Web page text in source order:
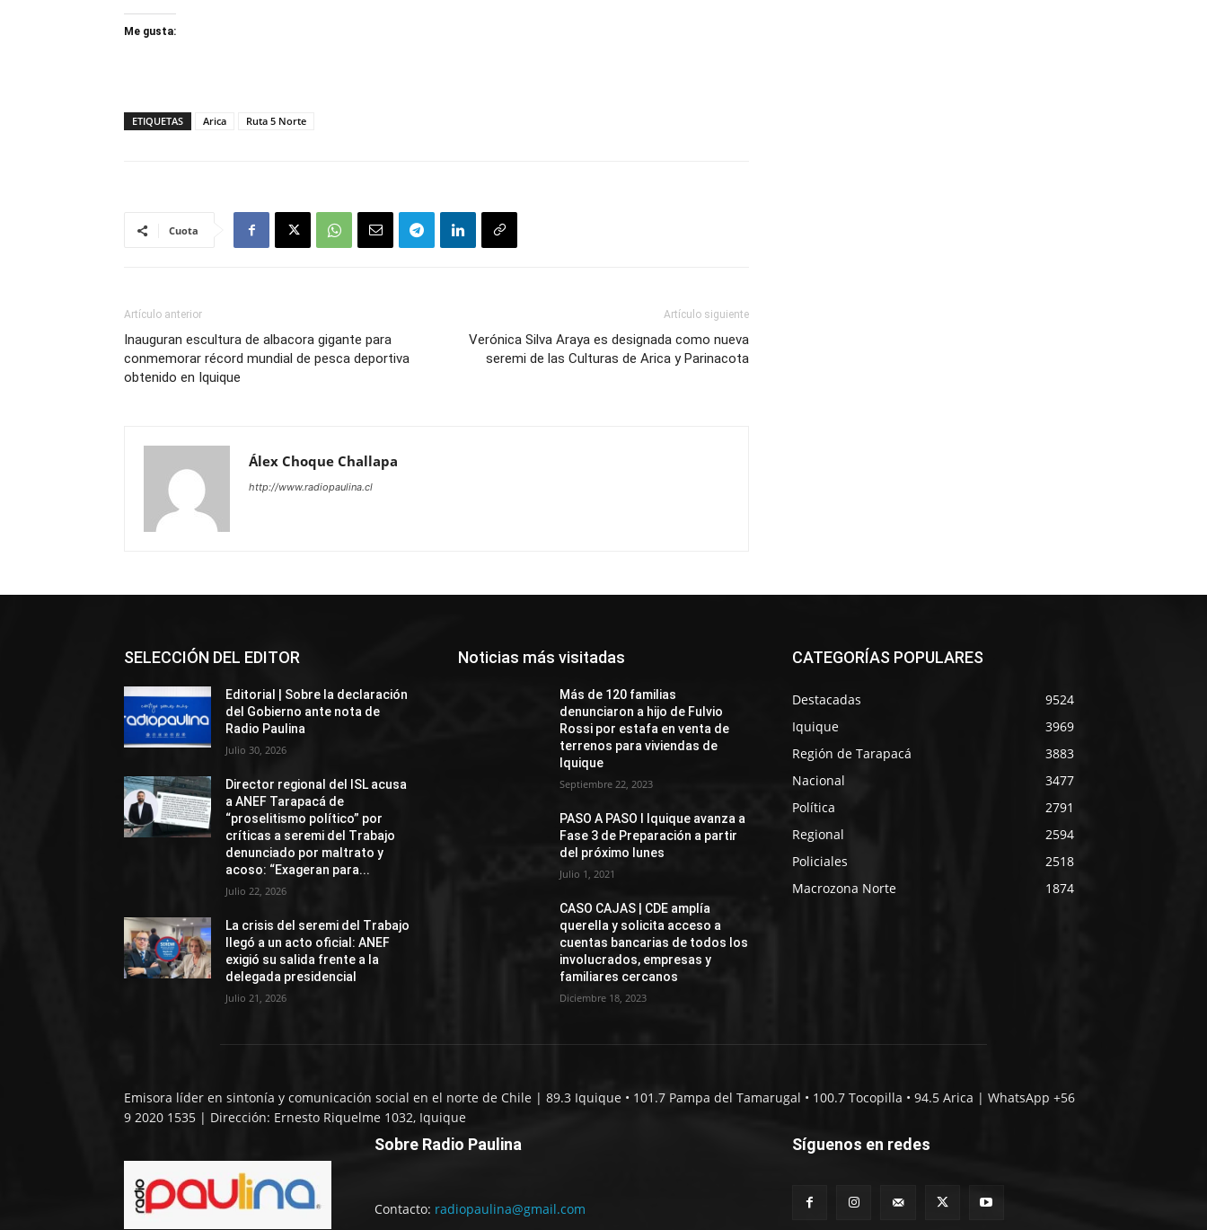
Me gusta:
ETIQUETAS Arica Ruta 5 Norte
Cuota
Artículo anterior
Inauguran escultura de albacora gigante para
conmemorar récord mundial de pesca deportiva
obtenido en Iquique
Artículo siguiente
Verónica Silva Araya es designada como nueva
seremi de las Culturas de Arica y Parinacota
Álex Choque Challapa
http://www.radiopaulina.cl
SELECCIÓN DEL EDITOR
Editorial | Sobre la declaración
del Gobierno ante nota de
Radio Paulina
Julio 30, 2026
Director regional del ISL acusa
a ANEF Tarapacá de
“proselitismo político” por
críticas a seremi del Trabajo
denunciado por maltrato y
acoso: “Exageran para...
Julio 22, 2026
La crisis del seremi del Trabajo
llegó a un acto oficial: ANEF
exigió su salida frente a la
delegada presidencial
Julio 21, 2026
Noticias más visitadas
Más de 120 familias
denunciaron a hijo de Fulvio
Rossi por estafa en venta de
terrenos para viviendas de
Iquique
Septiembre 22, 2023
PASO A PASO I Iquique avanza a
Fase 3 de Preparación a partir
del próximo lunes
Julio 1, 2021
CASO CAJAS | CDE amplía
querella y solicita acceso a
cuentas bancarias de todos los
involucrados, empresas y
familiares cercanos
Diciembre 18, 2023
CATEGORÍAS POPULARES
Destacadas
9524
Iquique
3969
Región de Tarapacá
3883
Nacional
3477
Política
2791
Regional
2594
Policiales
2518
Macrozona Norte
1874
Emisora líder en sintonía y comunicación social en el norte de Chile | 89.3 Iquique • 101.7 Pampa del Tamarugal • 100.7 Tocopilla • 94.5 Arica | WhatsApp +56
9 2020 1535 | Dirección: Ernesto Riquelme 1032, Iquique
Sobre Radio Paulina
Contacto: radiopaulina@gmail.com
Síguenos en redes